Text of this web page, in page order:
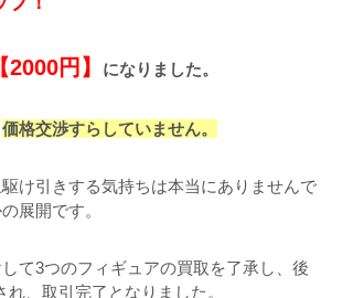
【2000円】 になりました。
価格交渉すらしていません。
け引きする気持ちは本当にありませんで
展開です。
て3つのフィギュアの買取を了承し、後
れ、取引完了となりました。